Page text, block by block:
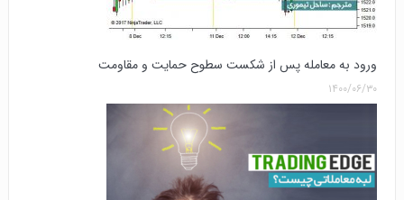
ورود به معامله پس از شکست سطوح حمایت و مقاومت
۱۴۰۰/۰۶/۳۰